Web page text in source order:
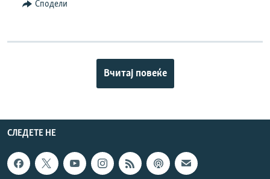
Сподели
Вчитај повеќе
СЛЕДЕТЕ НЕ